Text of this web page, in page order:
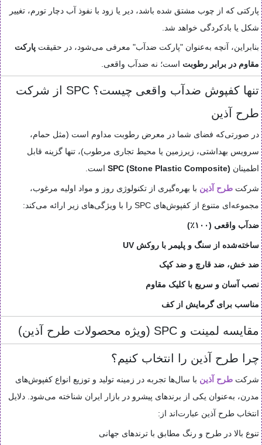
پارکتی که از چوب مشتق شده باشد، دیر یا زود با نفوذ آب دچار تورم، تغییر
شکل یا بادکردگی خواهد شد.
بنابراین، آنچه به‌عنوان "پارکت ضدآب" معرفی می‌شود، در حقیقت پارکت
مقاوم در برابر رطوبت است؛ نه ضدآب واقعی.
تنها کفپوش ضدآب واقعی چیست؟ SPC از شرکت
طرح آذین
در صورتی‌که فضای شما در معرض رطوبت مداوم است (مثل حمام،
سرویس بهداشتی، زیرزمین یا محیط تجاری مرطوب)، تنها گزینه قابل
اطمینان SPC (Stone Plastic Composite)است.
شرکت طرح آذین با بهره‌گیری از تکنولوژی روز و مواد اولیه مرغوب،
مجموعه‌ای متنوع از کفپوش‌های SPC را با ویژگی‌های زیر ارائه می‌کند:
ضدآب واقعی (۱۰۰٪)
ساخته‌شده از سنگ و پلیمر با روکش UV
ضد خش، ضد قارچ و ضد کپک
نصب آسان و سریع با کلیک مقاوم
مناسب برای گرمایش از کف
مقایسه لمینت و SPC (ویژه محصولات طرح آذین)
چرا طرح آذین را انتخاب کنیم؟
شرکت طرح آذین با سال‌ها تجربه در زمینه تولید و توزیع انواع کفپوش‌های
مدرن، به‌عنوان یکی از برندهای پیشرو در بازار ایران شناخته می‌شود. دلایل
انتخاب طرح آذین عبارت‌اند از:
تنوع بالا در طرح و رنگ مطابق با ترندهای جهانی